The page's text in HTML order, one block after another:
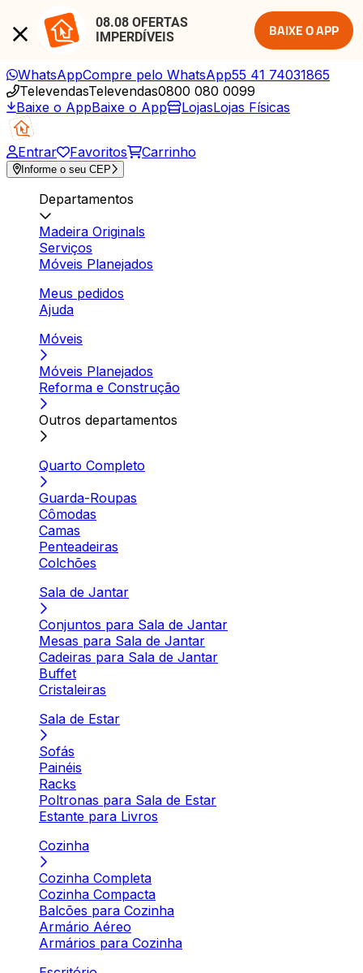
08.08 OFERTAS
IMPERDÍVEIS
BAIXE O APP
WhatsAppCompre pelo WhatsApp55 41 74031865
TelevendasTelevendas0800 080 0099
Baixe o AppBaixe o App LojasLojas Físicas
Entrar Favoritos Carrinho
Informe o seu CEP
Departamentos
Madeira Originals
Serviços
Móveis Planejados
Meus pedidos
Ajuda
Móveis
Móveis Planejados
Reforma e Construção
Outros departamentos
Quarto Completo
Guarda-Roupas
Cômodas
Camas
Penteadeiras
Colchões
Sala de Jantar
Conjuntos para Sala de Jantar
Mesas para Sala de Jantar
Cadeiras para Sala de Jantar
Buffet
Cristaleiras
Sala de Estar
Sofás
Painéis
Racks
Poltronas para Sala de Estar
Estante para Livros
Cozinha
Cozinha Completa
Cozinha Compacta
Balcões para Cozinha
Armário Aéreo
Armários para Cozinha